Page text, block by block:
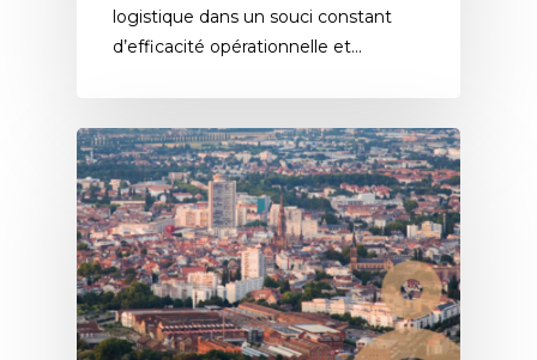
logistique dans un souci constant
d’efficacité opérationnelle et…